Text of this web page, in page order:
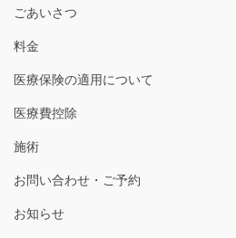
ごあいさつ
料金
医療保険の適用について
医療費控除
施術
お問い合わせ・ご予約
お知らせ